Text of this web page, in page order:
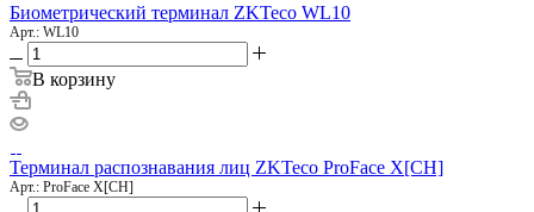
Биометрический терминал ZKTeco WL10
Арт.: WL10
В корзину
Терминал распознавания лиц ZKTeco ProFace X[CH]
Арт.: ProFace X[CH]